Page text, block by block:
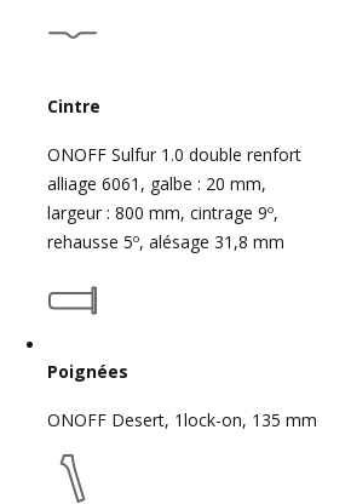
Cintre
ONOFF Sulfur 1.0 double renfort
alliage 6061, galbe : 20 mm,
largeur : 800 mm, cintrage 9º,
rehausse 5º, alésage 31,8 mm
Poignées
ONOFF Desert, 1lock-on, 135 mm